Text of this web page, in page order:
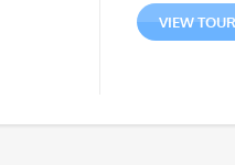
byla:
S/
cena
je:
VIEW TOUR